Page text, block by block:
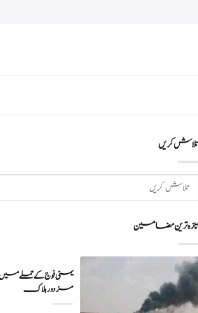
تلاش کریں
تازہ ترین مضامین
مزدور ہلاک